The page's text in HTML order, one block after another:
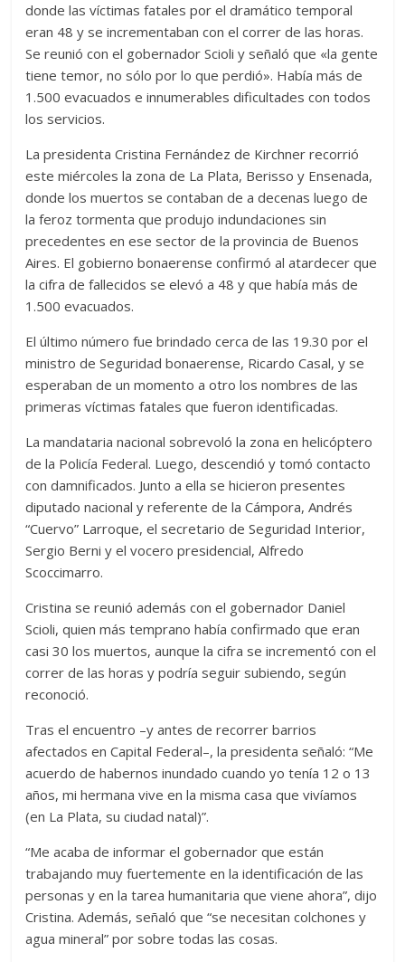
donde las víctimas fatales por el dramático temporal
eran 48 y se incrementaban con el correr de las horas.
Se reunió con el gobernador Scioli y señaló que «la gente
tiene temor, no sólo por lo que perdió». Había más de
1.500 evacuados e innumerables dificultades con todos
los servicios.
La presidenta Cristina Fernández de Kirchner recorrió
este miércoles la zona de La Plata, Berisso y Ensenada,
donde los muertos se contaban de a decenas luego de
la feroz tormenta que produjo indundaciones sin
precedentes en ese sector de la provincia de Buenos
Aires. El gobierno bonaerense confirmó al atardecer que
la cifra de fallecidos se elevó a 48 y que había más de
1.500 evacuados.
El último número fue brindado cerca de las 19.30 por el
ministro de Seguridad bonaerense, Ricardo Casal, y se
esperaban de un momento a otro los nombres de las
primeras víctimas fatales que fueron identificadas.
La mandataria nacional sobrevoló la zona en helicóptero
de la Policía Federal. Luego, descendió y tomó contacto
con damnificados. Junto a ella se hicieron presentes
diputado nacional y referente de la Cámpora, Andrés
“Cuervo” Larroque, el secretario de Seguridad Interior,
Sergio Berni y el vocero presidencial, Alfredo
Scoccimarro.
Cristina se reunió además con el gobernador Daniel
Scioli, quien más temprano había confirmado que eran
casi 30 los muertos, aunque la cifra se incrementó con el
correr de las horas y podría seguir subiendo, según
reconoció.
Tras el encuentro –y antes de recorrer barrios
afectados en Capital Federal–, la presidenta señaló: “Me
acuerdo de habernos inundado cuando yo tenía 12 o 13
años, mi hermana vive en la misma casa que vivíamos
(en La Plata, su ciudad natal)”.
“Me acaba de informar el gobernador que están
trabajando muy fuertemente en la identificación de las
personas y en la tarea humanitaria que viene ahora”, dijo
Cristina. Además, señaló que “se necesitan colchones y
agua mineral” por sobre todas las cosas.